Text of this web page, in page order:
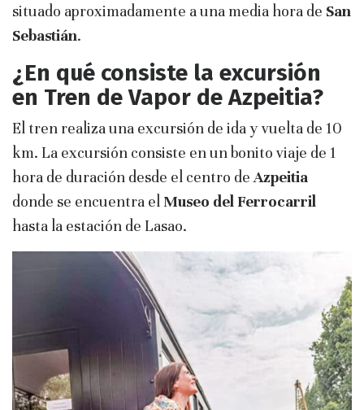
situado aproximadamente a una media hora de San
Sebastián.
¿En qué consiste la excursión
en Tren de Vapor de Azpeitia?
El tren realiza una excursión de ida y vuelta de 10
km. La excursión consiste en un bonito viaje de 1
hora de duración desde el centro deAzpeitia
donde se encuentra el Museo del Ferrocarril
hasta la estación de Lasao.